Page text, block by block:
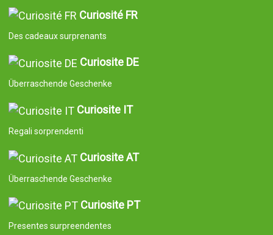
Curiosité FR
Des cadeaux surprenants
Curiosite DE
Überraschende Geschenke
Curiosite IT
Regali sorprendenti
Curiosite AT
Überraschende Geschenke
Curiosite PT
Presentes surpreendentes